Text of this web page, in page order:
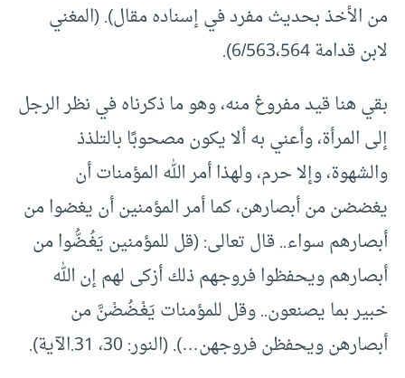
من الأخذ بحديث مفرد في إسناده مقال). (المغني
لابن قدامة 6/563،564).
بقي هنا قيد مفروغ منه، وهو ما ذكرناه في نظر الرجل
إلى المرأة، وأعني به ألا يكون مصحوبًا بالتلذذ
والشهوة، وإلا حرم، ولهذا أمر الله المؤمنات أن
يغضضن من أبصارهن، كما أمر المؤمنين أن يغضوا من
أبصارهم سواء.. قال تعالى: (قل للمؤمنين يَغُـضُّوا من
أبصارهم ويحفظوا فروجهم ذلك أزكى لهم إن الله
خبير بما يصنعون.. وقل للمؤمنات يَغْـضُضْنَّ من
أبصارهن ويحفظن فروجهن…). (النور: 30، 31.الآية).